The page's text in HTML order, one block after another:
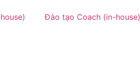
Đào tạo Coach (in-house)